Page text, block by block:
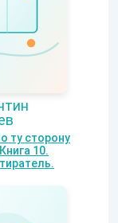
ту сторону
10.